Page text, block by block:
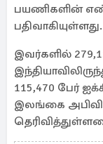
பயணிகளின்
பதிவாகியுள்ளது.
இவர்களில்
115,470 பேர்
இலங்கை